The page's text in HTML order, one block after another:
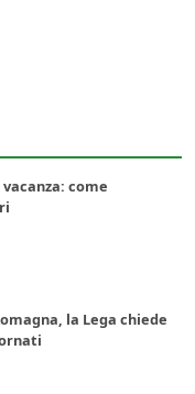
come
la Lega chiede